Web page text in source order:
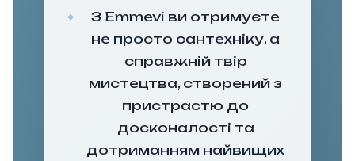
З Emmevi ви отримуєте
не просто сантехніку, а
справжній твір
мистецтва, створений з
пристрастю до
досконалості та
дотриманням найвищих